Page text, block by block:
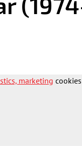
marketing